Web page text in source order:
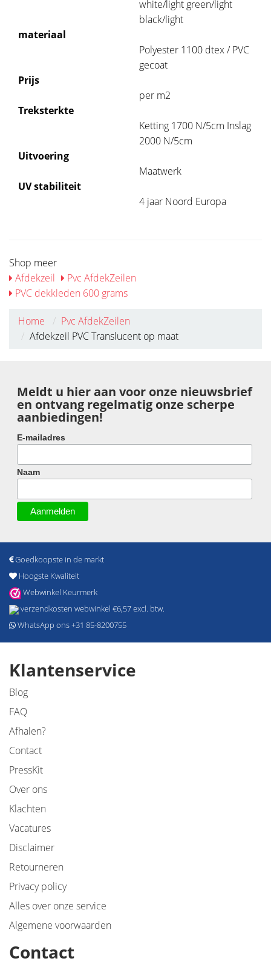
white/light green/light
black/light
materiaal
Polyester 1100 dtex / PVC
gecoat
Prijs
per m2
Treksterkte
Ketting 1700 N/5cm Inslag
2000 N/5cm
Uitvoering
Maatwerk
UV stabiliteit
4 jaar Noord Europa
Shop meer
Afdekzeil
Pvc AfdekZeilen
PVC dekkleden 600 grams
Home
Pvc AfdekZeilen
Afdekzeil PVC Translucent op maat
Meldt u hier aan voor onze nieuwsbrief
en ontvang regelmatig onze scherpe
aanbiedingen!
E-mailadres
Naam
Goedkoopste in de markt
Hoogste Kwaliteit
Webwinkel Keurmerk
verzendkosten webwinkel €6,57 excl. btw.
WhatsApp ons +31 85-8200755
Klantenservice
Blog
FAQ
Afhalen?
Contact
PressKit
Over ons
Klachten
Vacatures
Disclaimer
Retourneren
Privacy policy
Alles over onze service
Algemene voorwaarden
Contact